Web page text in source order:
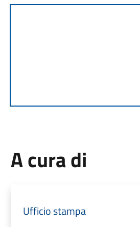
A cura di
Ufficio stampa